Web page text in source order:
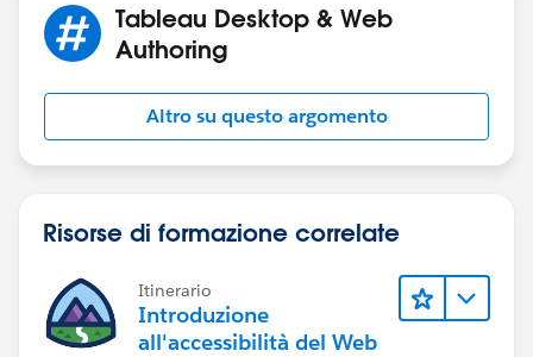
Tableau Desktop & Web
Authoring
Altro su questo argomento
Risorse di formazione correlate
Itinerario
Introduzione
all'accessibilità del Web